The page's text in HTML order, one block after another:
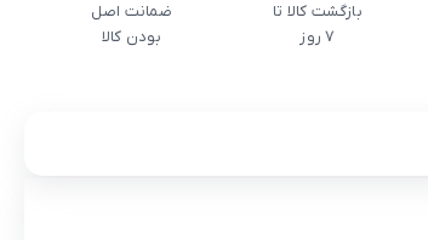
بازگشت کالا تا
7 روز
ضمانت اصل
بودن کالا